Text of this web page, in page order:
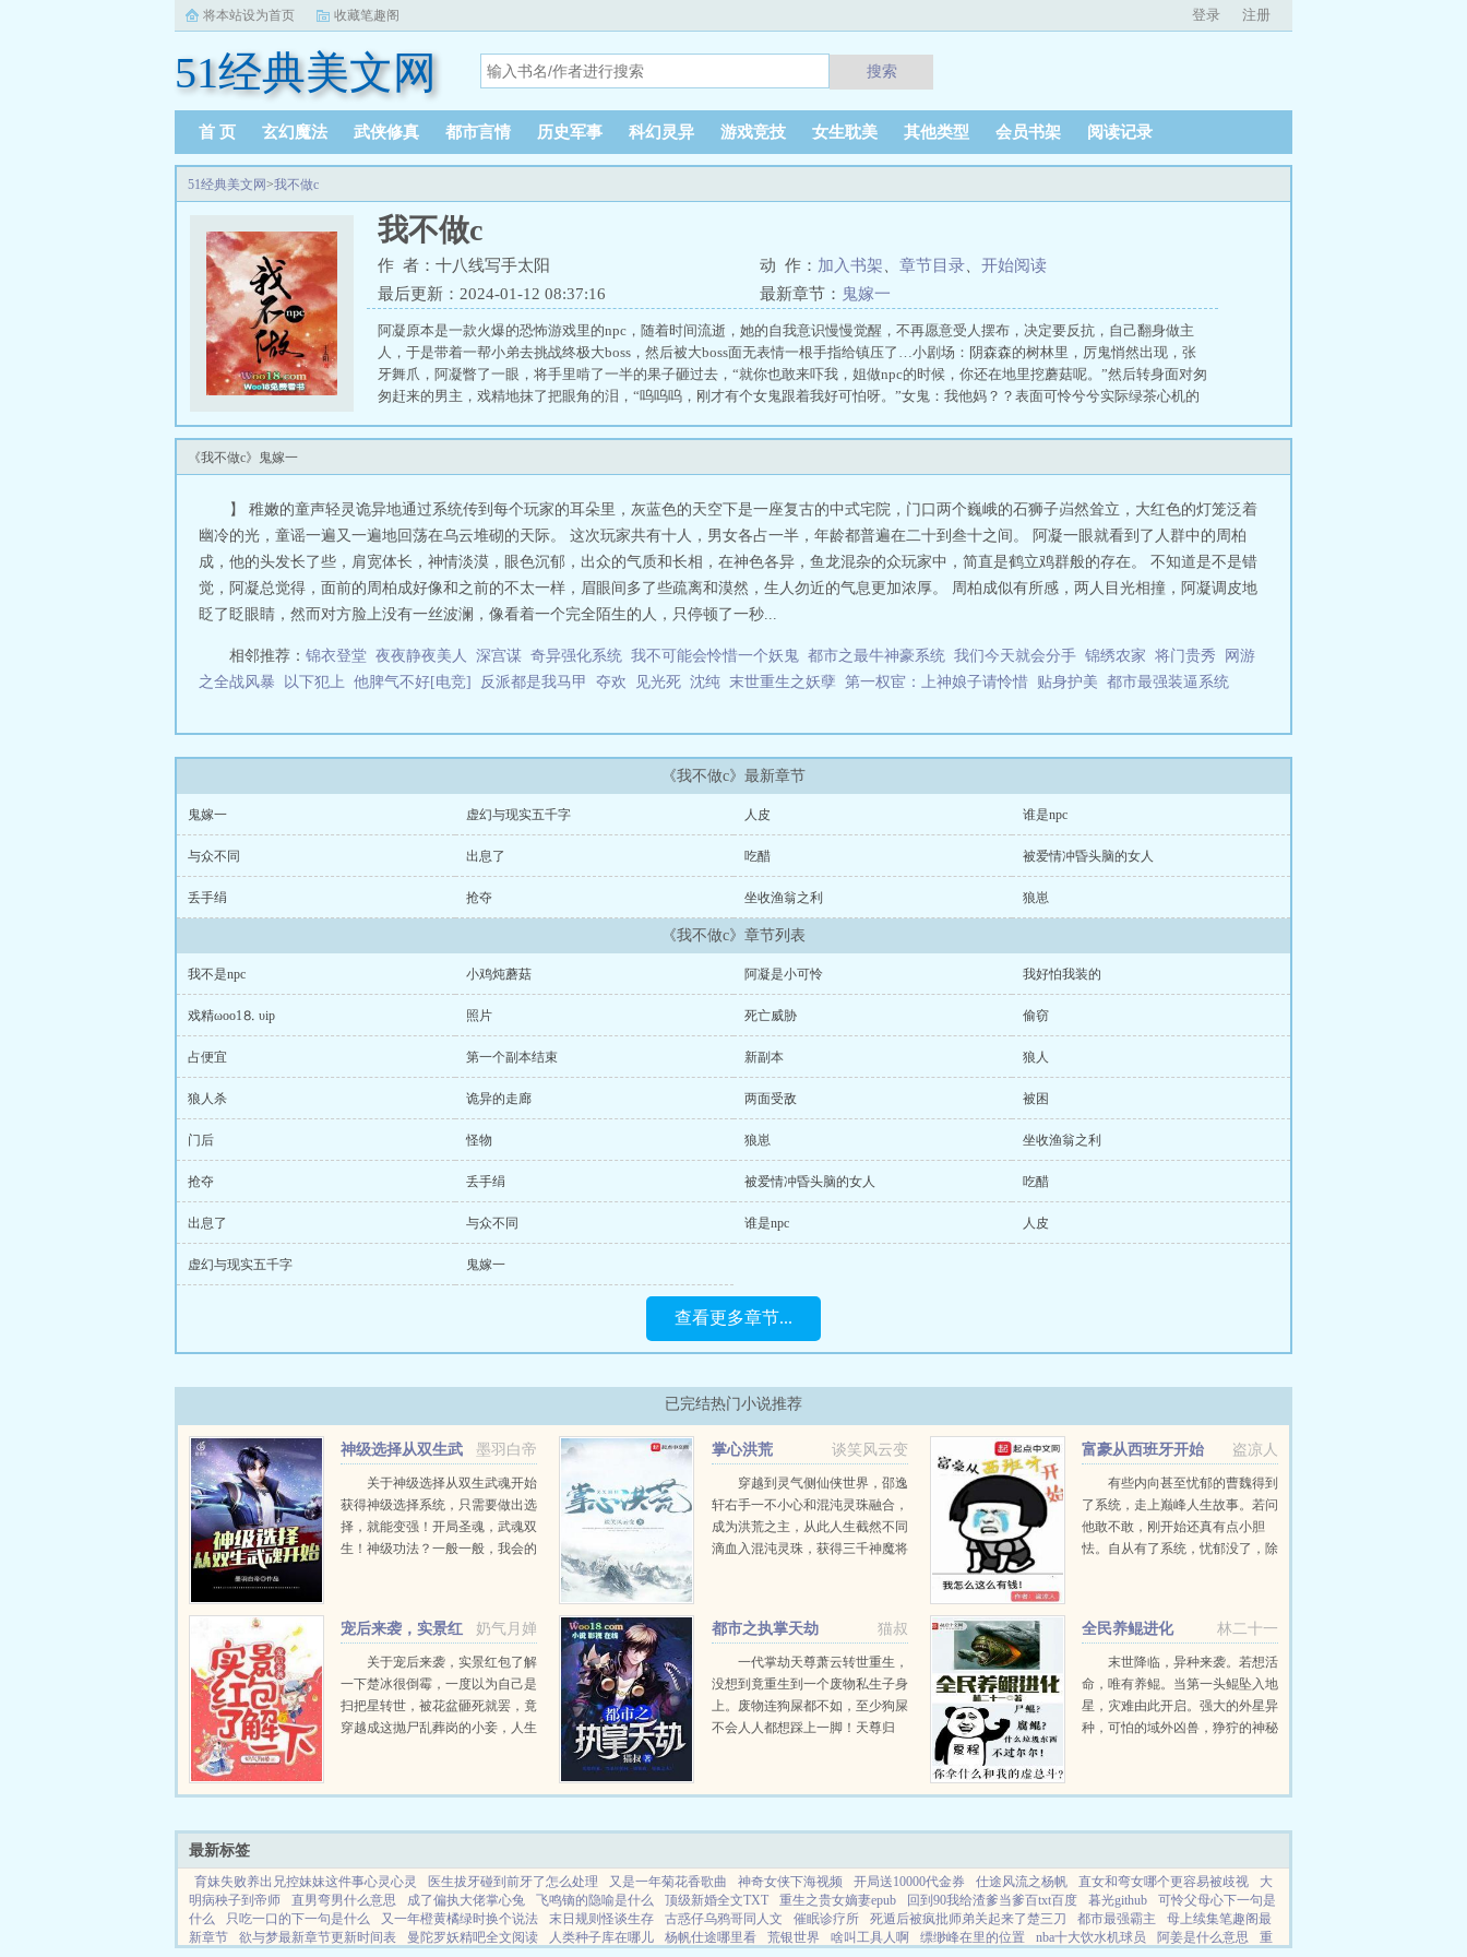
将本站设为首页 收藏笔趣阁 登录 注册
51经典美文网 搜索
首 页 玄幻魔法 武侠修真 都市言情 历史军事 科幻灵异 游戏竞技 女生耽美 其他类型 会员书架 阅读记录
51经典美文网>我不做c
我不做c
作 者：十八线写手太阳 动 作： 加入书架 章节目录
开始阅读
最后更新：2024-01-12 08:37:16
最新章节： 鬼嫁一
阿凝原本是一款火爆的恐怖游戏里的npc，随着时间流逝，她的自我意识慢慢觉醒，不再愿意受人摆布，决定要反抗，自己翻身做主
人，于是带着一帮小弟去挑战终极大boss，然后被大boss面无表情一根手指给镇压了…小剧场：阴森森的树林里，厉鬼悄然出现，张
牙舞爪，阿凝瞥了一眼，将手里啃了一半的果子砸过去，“就你也敢来吓我，姐做npc的时候，你还在地里挖蘑菇呢。”然后转身面对匆
匆赶来的男主，戏精地抹了把眼角的泪，“呜呜呜，刚才有个女鬼跟着我好可怕呀。”女鬼：我他妈？？表面可怜兮兮实际绿茶心机的
pο1⑧u#65377;com(ωoо1⒏υip)
《我不做c》鬼嫁一
】 稚嫩的童声轻灵诡异地通过系统传到每个玩家的耳朵里，灰蓝色的天空下是一座复古的中式宅院，门口两个巍峨的石狮子岿然耸立，大红色的灯笼泛着
幽冷的光，童谣一遍又一遍地回荡在乌云堆砌的天际。 这次玩家共有十人，男女各占一半，年龄都普遍在二十到叁十之间。 阿凝一眼就看到了人群中的周柏
成，他的头发长了些，肩宽体长，神情淡漠，眼色沉郁，出众的气质和长相，在神色各异，鱼龙混杂的众玩家中，简直是鹤立鸡群般的存在。 不知道是不是错
觉，阿凝总觉得，面前的周柏成好像和之前的不太一样，眉眼间多了些疏离和漠然，生人勿近的气息更加浓厚。 周柏成似有所感，两人目光相撞，阿凝调皮地
眨了眨眼睛，然而对方脸上没有一丝波澜，像看着一个完全陌生的人，只停顿了一秒...
相邻推荐： 锦衣登堂 夜夜静夜美人 深宫谋 奇异强化系统 我不可能会怜惜一个妖鬼 都市之最牛神豪系统 我们今天就会分手 锦绣农家 将门贵秀
网游
之全战风暴
以下犯上 他脾气不好[电竞] 反派都是我马甲 夺欢 见光死 沈纯 末世重生之妖孽 第一权宦：上神娘子请怜惜 贴身护美 都市最强装逼系统
《我不做c》最新章节
鬼嫁一 虚幻与现实五千字 人皮 谁是npc
与众不同 出息了 吃醋 被爱情冲昏头脑的女人
丢手绢 抢夺 坐收渔翁之利 狼崽
《我不做c》章节列表
我不是npc 小鸡炖蘑菇 阿凝是小可怜 我好怕我装的
戏精ωoо1⒏ υip 照片 死亡威胁 偷窃
占便宜 第一个副本结束 新副本 狼人
狼人杀 诡异的走廊 两面受敌 被困
门后 怪物 狼崽 坐收渔翁之利
抢夺 丢手绢 被爱情冲昏头脑的女人 吃醋
出息了 与众不同 谁是npc 人皮
虚幻与现实五千字 鬼嫁一
查看更多章节...
已完结热门小说推荐
墨羽白帝
神级选择从双生武
魂开始关于神级选择从双生武魂开始
获得神级选择系统，只需要做出选
择，就能变强！开局圣魂，武魂双
生！神级功法？一般一般，我会的
了。...
谈笑风云变
掌心洪荒
穿越到灵气侧仙侠世界，邵逸
轩右手一不小心和混沌灵珠融合，
成为洪荒之主，从此人生截然不同
滴血入混沌灵珠，获得三千神魔将
锋，万世争雄背靠洪...
盗凉人
富豪从西班牙开始
有些内向甚至忧郁的曹魏得到
了系统，走上巅峰人生故事。若问
他敢不敢，刚开始还真有点小胆
怯。自从有了系统，忧郁没了，除
奶气月婵
宠后来袭，实景红
包了解一下
关于宠后来袭，实景红包了解
一下楚冰很倒霉，一度以为自己是
扫把星转世，被花盆砸死就罢，竟
穿越成这抛尸乱葬岗的小妾，人生
在积攒运气。等等，说好了虐渣升
猫叔
都市之执掌天劫
一代掌劫天尊萧云转世重生，
没想到竟重生到一个废物私生子身
上。废物连狗屎都不如，至少狗屎
不会人人都想踩上一脚！天尊归
林二十一
全民养鲲进化
末世降临，异种来袭。若想活
命，唯有养鲲。当第一头鲲坠入地
星，灾难由此开启。强大的外星异
种，可怕的域外凶兽，狰狞的神秘
进化之路无穷尽，究竟...
最新标签
育妹失败养出兄控妹妹这件事心灵心灵 医生拔牙碰到前牙了怎么处理 又是一年菊花香歌曲 神奇女侠下海视频 开局送10000代金券 仕途风流之杨帆 直女和弯女哪个更容易被歧视
大
明病秧子到帝师
直男弯男什么意思 成了偏执大佬掌心兔 飞鸣镝的隐喻是什么 顶级新婚全文TXT 重生之贵女嫡妻epub 回到90我给渣爹当爹百txt百度 暮光github
可怜父母心下一句是
什么
只吃一口的下一句是什么 又一年橙黄橘绿时换个说法 末日规则怪谈生存 古惑仔乌鸦哥同人文 催眠诊疗所 死遁后被疯批师弟关起来了楚三刀 都市最强霸主
母上续集笔趣阁最
新章节
欲与梦最新章节更新时间表 曼陀罗妖精吧全文阅读 人类种子库在哪儿 杨帆仕途哪里看 荒银世界 啥叫工具人啊 缥缈峰在里的位置 nba十大饮水机球员 阿姜是什么意思
重